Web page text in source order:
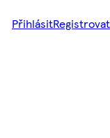
PřihlásitRegistrovat